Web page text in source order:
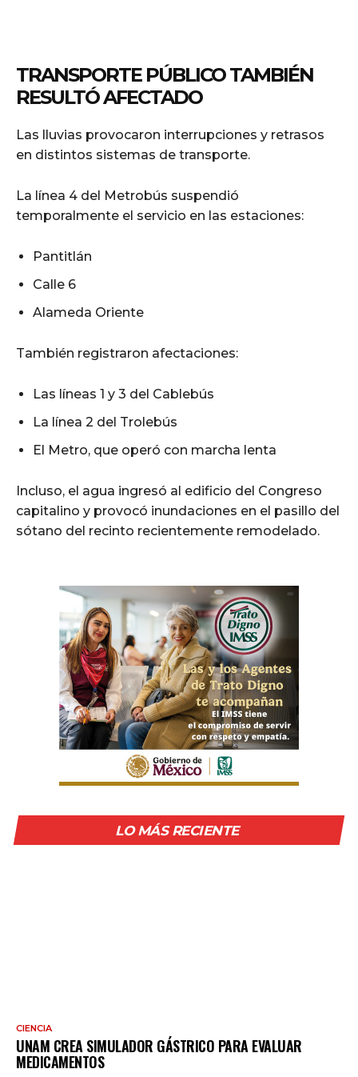
TRANSPORTE PÚBLICO TAMBIÉN
RESULTÓ AFECTADO
Las lluvias provocaron interrupciones y retrasos
en distintos sistemas de transporte.
La línea 4 del Metrobús suspendió
temporalmente el servicio en las estaciones:
Pantitlán
Calle 6
Alameda Oriente
También registraron afectaciones:
Las líneas 1 y 3 del Cablebús
La línea 2 del Trolebús
El Metro, que operó con marcha lenta
Incluso, el agua ingresó al edificio del Congreso
capitalino y provocó inundaciones en el pasillo del
sótano del recinto recientemente remodelado.
LO MÁS RECIENTE
CIENCIA
UNAM CREA SIMULADOR GÁSTRICO PARA EVALUAR
MEDICAMENTOS